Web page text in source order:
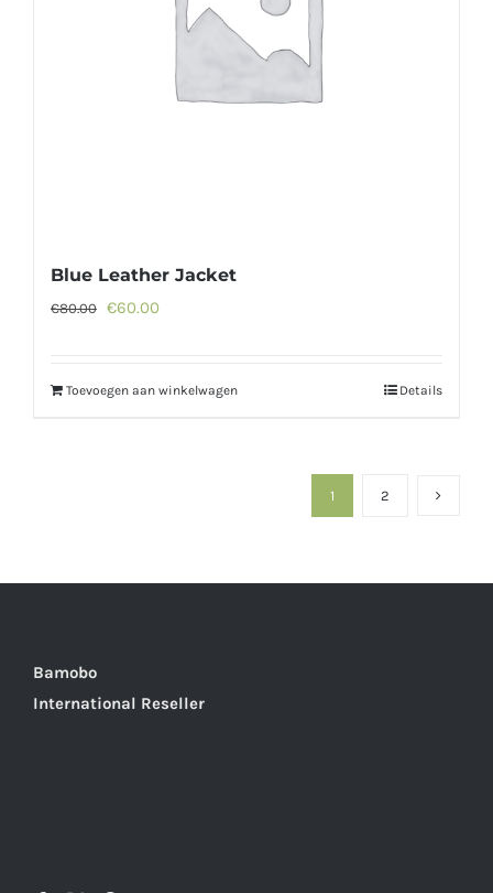
Blue Leather Jacket
€80.00 Oorspronkelijke
€80.00.
€60.00
€60.00.
Toevoegen aan winkelwagen Details
1 2
Bamobo
International Reseller